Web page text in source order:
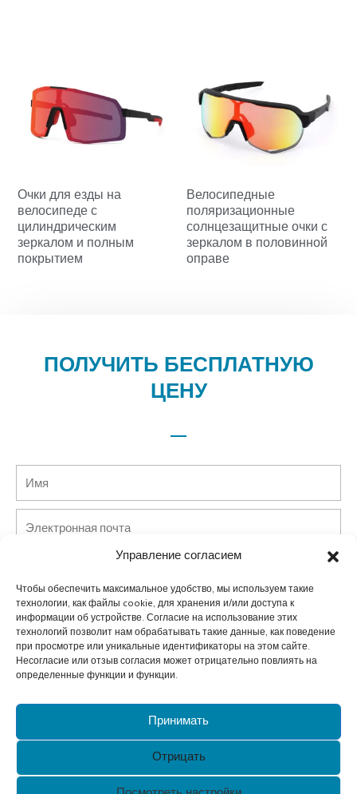
Управление согласием
Чтобы обеспечить максимальное удобство, мы используем такие
технологии, как файлы cookie, для хранения и/или доступа к
информации об устройстве. Согласие на использование этих
технологий позволит нам обрабатывать такие данные, как поведение
при просмотре или уникальные идентификаторы на этом сайте.
Несогласие или отзыв согласия может отрицательно повлиять на
определенные функции и функции.
Принимать
Отрицать
Очки для езды на
велосипеде с
цилиндрическим
зеркалом и полным
покрытием
Велосипедные
поляризационные
солнцезащитные очки с
зеркалом в половинной
оправе
ПОЛУЧИТЬ БЕСПЛАТНУЮ
ЦЕНУ
почта
Страна
Компания
Представлять на рассмотрение
Alternative: